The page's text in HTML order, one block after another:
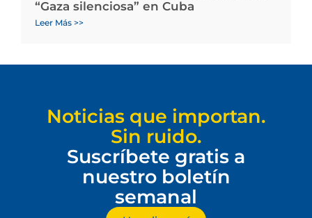
“Gaza silenciosa” en Cuba
Leer Más >>
Noticias que importan.
Sin ruido.
Suscríbete gratis a
nuestro boletín
semanal